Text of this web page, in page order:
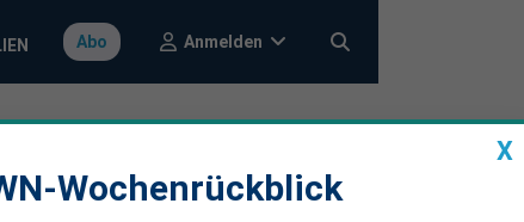
Abo Anmelden
X
Wochenrückblick